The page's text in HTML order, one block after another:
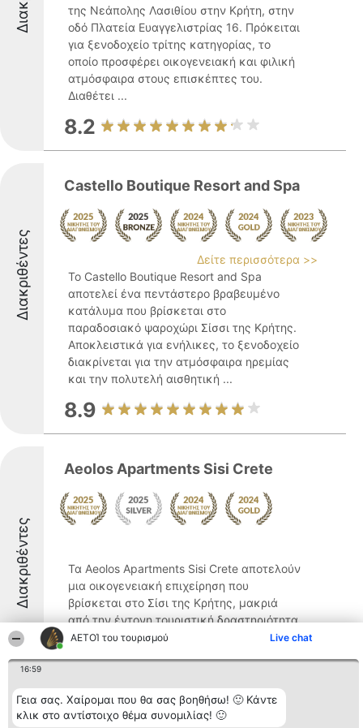
ΑΕΤΟΊ του τουρισμού Live chat
16:59
Γεια σας. Χαίρομαι που θα σας βοηθήσω! 🙂 Κάντε
κλικ στο αντίστοιχο θέμα συνομιλίας! 🙂
της Νεάπολης Λασιθίου στην Κρήτη, στην
οδό Πλατεία Ευαγγελιστρίας 16. Πρόκειται
για ξενοδοχείο τρίτης κατηγορίας, το
οποίο προσφέρει οικογενειακή και φιλική
ατμόσφαιρα στους επισκέπτες του.
Διαθέτει ...
8.2
Διακριθέντες
Castello Boutique Resort and Spa
Δείτε περισσότερα >>
Το Castello Boutique Resort and Spa
αποτελεί ένα πεντάστερο βραβευμένο
κατάλυμα που βρίσκεται στο
παραδοσιακό ψαροχώρι Σίσσι της Κρήτης.
Αποκλειστικά για ενήλικες, το ξενοδοχείο
διακρίνεται για την ατμόσφαιρα ηρεμίας
και την πολυτελή αισθητική ...
8.9
Διακριθέντες
Aeolos Apartments Sisi Crete
Τα Aeolos Apartments Sisi Crete αποτελούν
μια οικογενειακή επιχείρηση που
βρίσκεται στο Σίσι της Κρήτης, μακριά
από την έντονη τουριστική δραστηριότητα.
Η διαχείριση της μονάδας, που
9